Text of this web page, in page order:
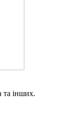
та інших.